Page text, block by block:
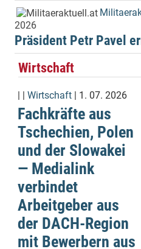
2026
Präsident Petr Pavel
Wirtschaft
| | Wirtschaft | 1. 07. 2026
Fachkräfte aus
Tschechien, Polen
und der Slowakei
— Medialink
verbindet
Arbeitgeber aus
der DACH-Region
mit Bewerbern aus